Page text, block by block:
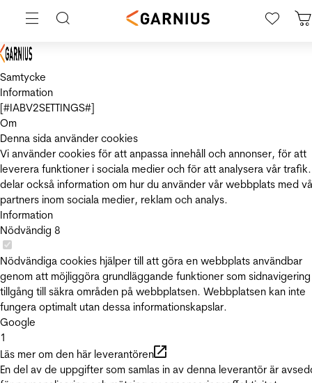
Samtycke
Information
[#IABV2SETTINGS#]
Om
Denna sida använder cookies
Vi använder cookies för att anpassa innehåll och annonser, för att
leverera funktioner i sociala medier och för att analysera vår
delar också information om hur du använder vår webbplats med
partners inom sociala medier, reklam och analys.
Information
Nödvändig 8
Nödvändiga cookies hjälper till att göra en webbplats användbar
genom att möjliggöra grundläggande funktioner som
tillgång till säkra områden på webbplatsen. Webbplatsen kan inte
fungera optimalt utan dessa informationskapslar.
Google
1
Läs mer om den här leverantören
En del av de uppgifter som samlas in av denna leverantör är